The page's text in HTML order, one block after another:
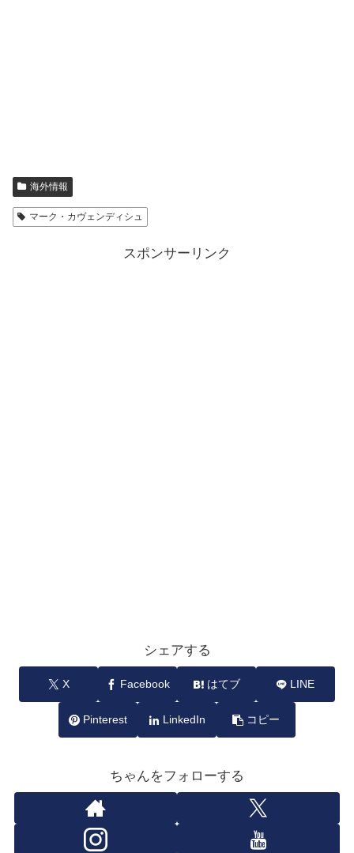
海外情報
マーク・カヴェンディシュ
スポンサーリンク
シェアする
X Facebook はてブ LINE
Pinterest LinkedIn コピー
ちゃんをフォローする